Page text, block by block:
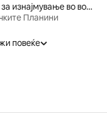
Места за изнајмување во возови
Планини
повеќе